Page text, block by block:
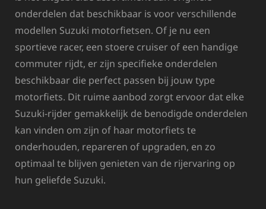
onderdelen dat beschikbaar is voor verschillende
modellen Suzuki motorfietsen. Of je nu een
sportieve racer, een stoere cruiser of een handige
commuter rijdt, er zijn specifieke onderdelen
beschikbaar die perfect passen bij jouw type
motorfiets. Dit ruime aanbod zorgt ervoor dat elke
Suzuki-rijder gemakkelijk de benodigde onderdelen
kan vinden om zijn of haar motorfiets te
onderhouden, repareren of upgraden, en zo
optimaal te blijven genieten van de rijervaring op
hun geliefde Suzuki.